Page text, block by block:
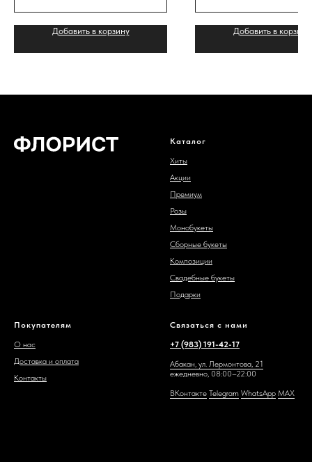
Добавить в корзину Добавить в корзину
Каталог
Хиты
Акции
Премиум
Розы
Монобукеты
Сборные букеты
Композиции
Свадебные букеты
Подарки
Покупателям
О нас
Доставка и оплата
Контакты
Связаться с нами
+7 (983) 191-42-17
Абакан, ул. Лермонтова, 21
ежедневно, 08:00–22:00
ВКонтакте Telegram WhatsApp MAX